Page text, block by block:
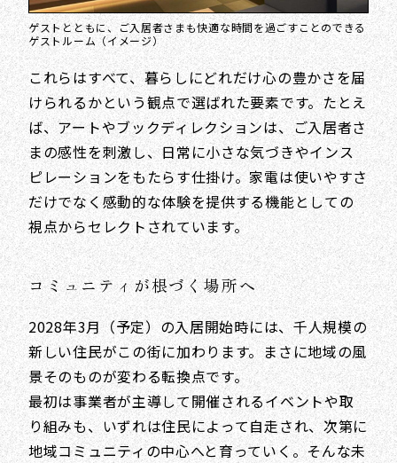
ゲストとともに、ご入居者さまも快適な時間を過ごすことのできる
ゲストルーム（イメージ）
これらはすべて、暮らしにどれだけ心の豊かさを届
けられるかという観点で選ばれた要素です。たとえ
ば、アートやブックディレクションは、ご入居者さ
まの感性を刺激し、日常に小さな気づきやインス
ピレーションをもたらす仕掛け。家電は使いやすさ
だけでなく感動的な体験を提供する機能としての
視点からセレクトされています。
コミュニティが根づく場所へ
2028年3月（予定）の入居開始時には、千人規模の
新しい住民がこの街に加わります。まさに地域の風
景そのものが変わる転換点です。
最初は事業者が主導して開催されるイベントや取
り組みも、いずれは住民によって自走され、次第に
地域コミュニティの中心へと育っていく。そんな未